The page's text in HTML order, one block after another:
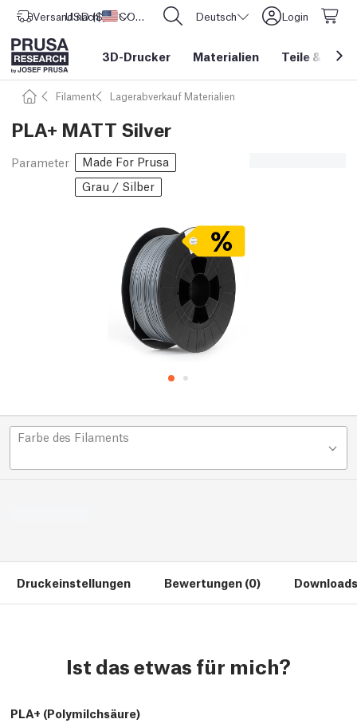
Versand nach Vereinigte Staaten
USD ($) CORE One L: Jetzt auf Lager! Deutsch Login
3D-Drucker Materialien Teile &
Filament Lagerabverkauf Materialien
PLA+ MATT Silver
Parameter
Made For Prusa
Grau / Silber
Farbe des Filaments
Druckeinstellungen Bewertungen (0)
Ist das etwas für mich?
PLA+ (Polymilchsäure)